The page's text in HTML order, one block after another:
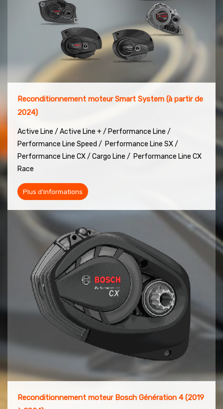
Reconditionnement moteur Smart System (à partir de
2024)
Active Line / Active Line + / Performance Line /
Performance Line Speed / Performance Line SX /
Performance Line CX / Cargo Line / Performance Line CX
Race
Plus d'informations
Reconditionnement moteur Bosch Génération 4 (2019